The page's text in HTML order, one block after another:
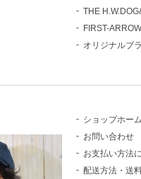
THE
FIRST-
オリジナルブ
ショップホーム
お問い合わせ
お支払い方法
配送方法・送